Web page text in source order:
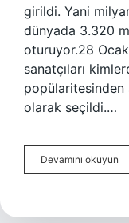
girildi. Yani
dünyada 3.320
oturuyor.28
sanatçıları
popülaritesinden
olarak seçildi.…
Devamını okuyun
En